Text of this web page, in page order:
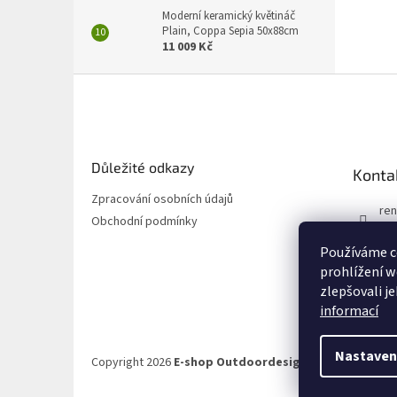
Používáme
prohlížení
zlepšovali
informací
Moderní keramický květináč
Plain, Coppa Sepia 50x88cm
11 009 Kč
Důležité odkazy
Zpracování osobních údajů
Obchodní podmínky
Copyright 2026 E-shop Outdoordesign.cz . Všechna